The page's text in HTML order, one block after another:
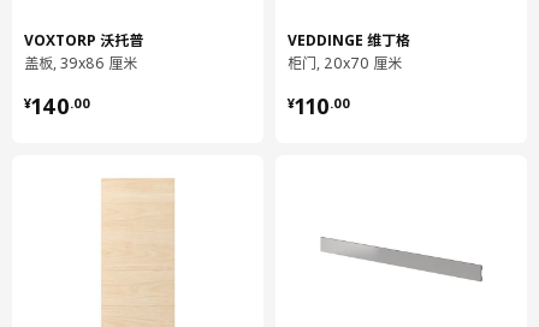
净重
3.90 公斤
重量
4.31 公斤
VOXTORP 沃托普
盖板, 39x86 厘米
¥140.00
¥ 140.00
VEDDINGE 维丁格
柜门, 20x70 厘米
¥110.00
¥ 110.00